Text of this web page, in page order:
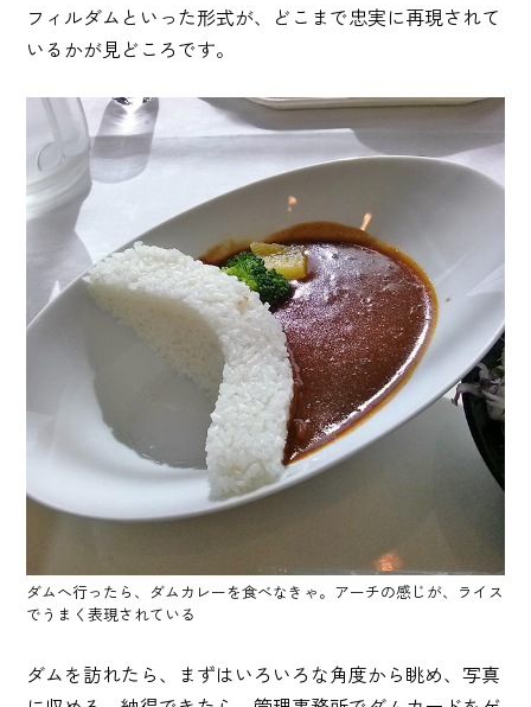
フィルダムといった形式が、どこまで忠実に再現されて
いるかが見どころです。
ダムへ行ったら、ダムカレーを食べなきゃ。アーチの感じが、ライス
でうまく表現されている
ダムを訪れたら、まずはいろいろな角度から眺め、写真